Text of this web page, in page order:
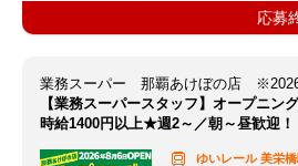
応募
【業務スーパースタッフ】オープニン
時給1400円以上★週2～／朝～昼歓迎！
ゆいレール美栄